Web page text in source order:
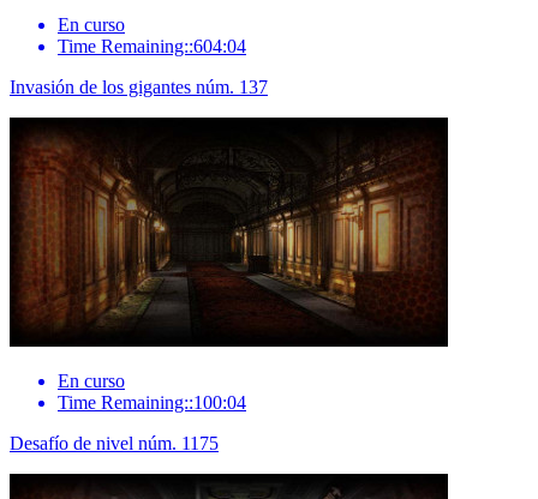
En curso
Time Remaining::604:04
Invasión de los gigantes núm. 137
En curso
Time Remaining::100:04
Desafío de nivel núm. 1175